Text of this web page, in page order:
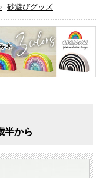
砂遊びグッズ
半から